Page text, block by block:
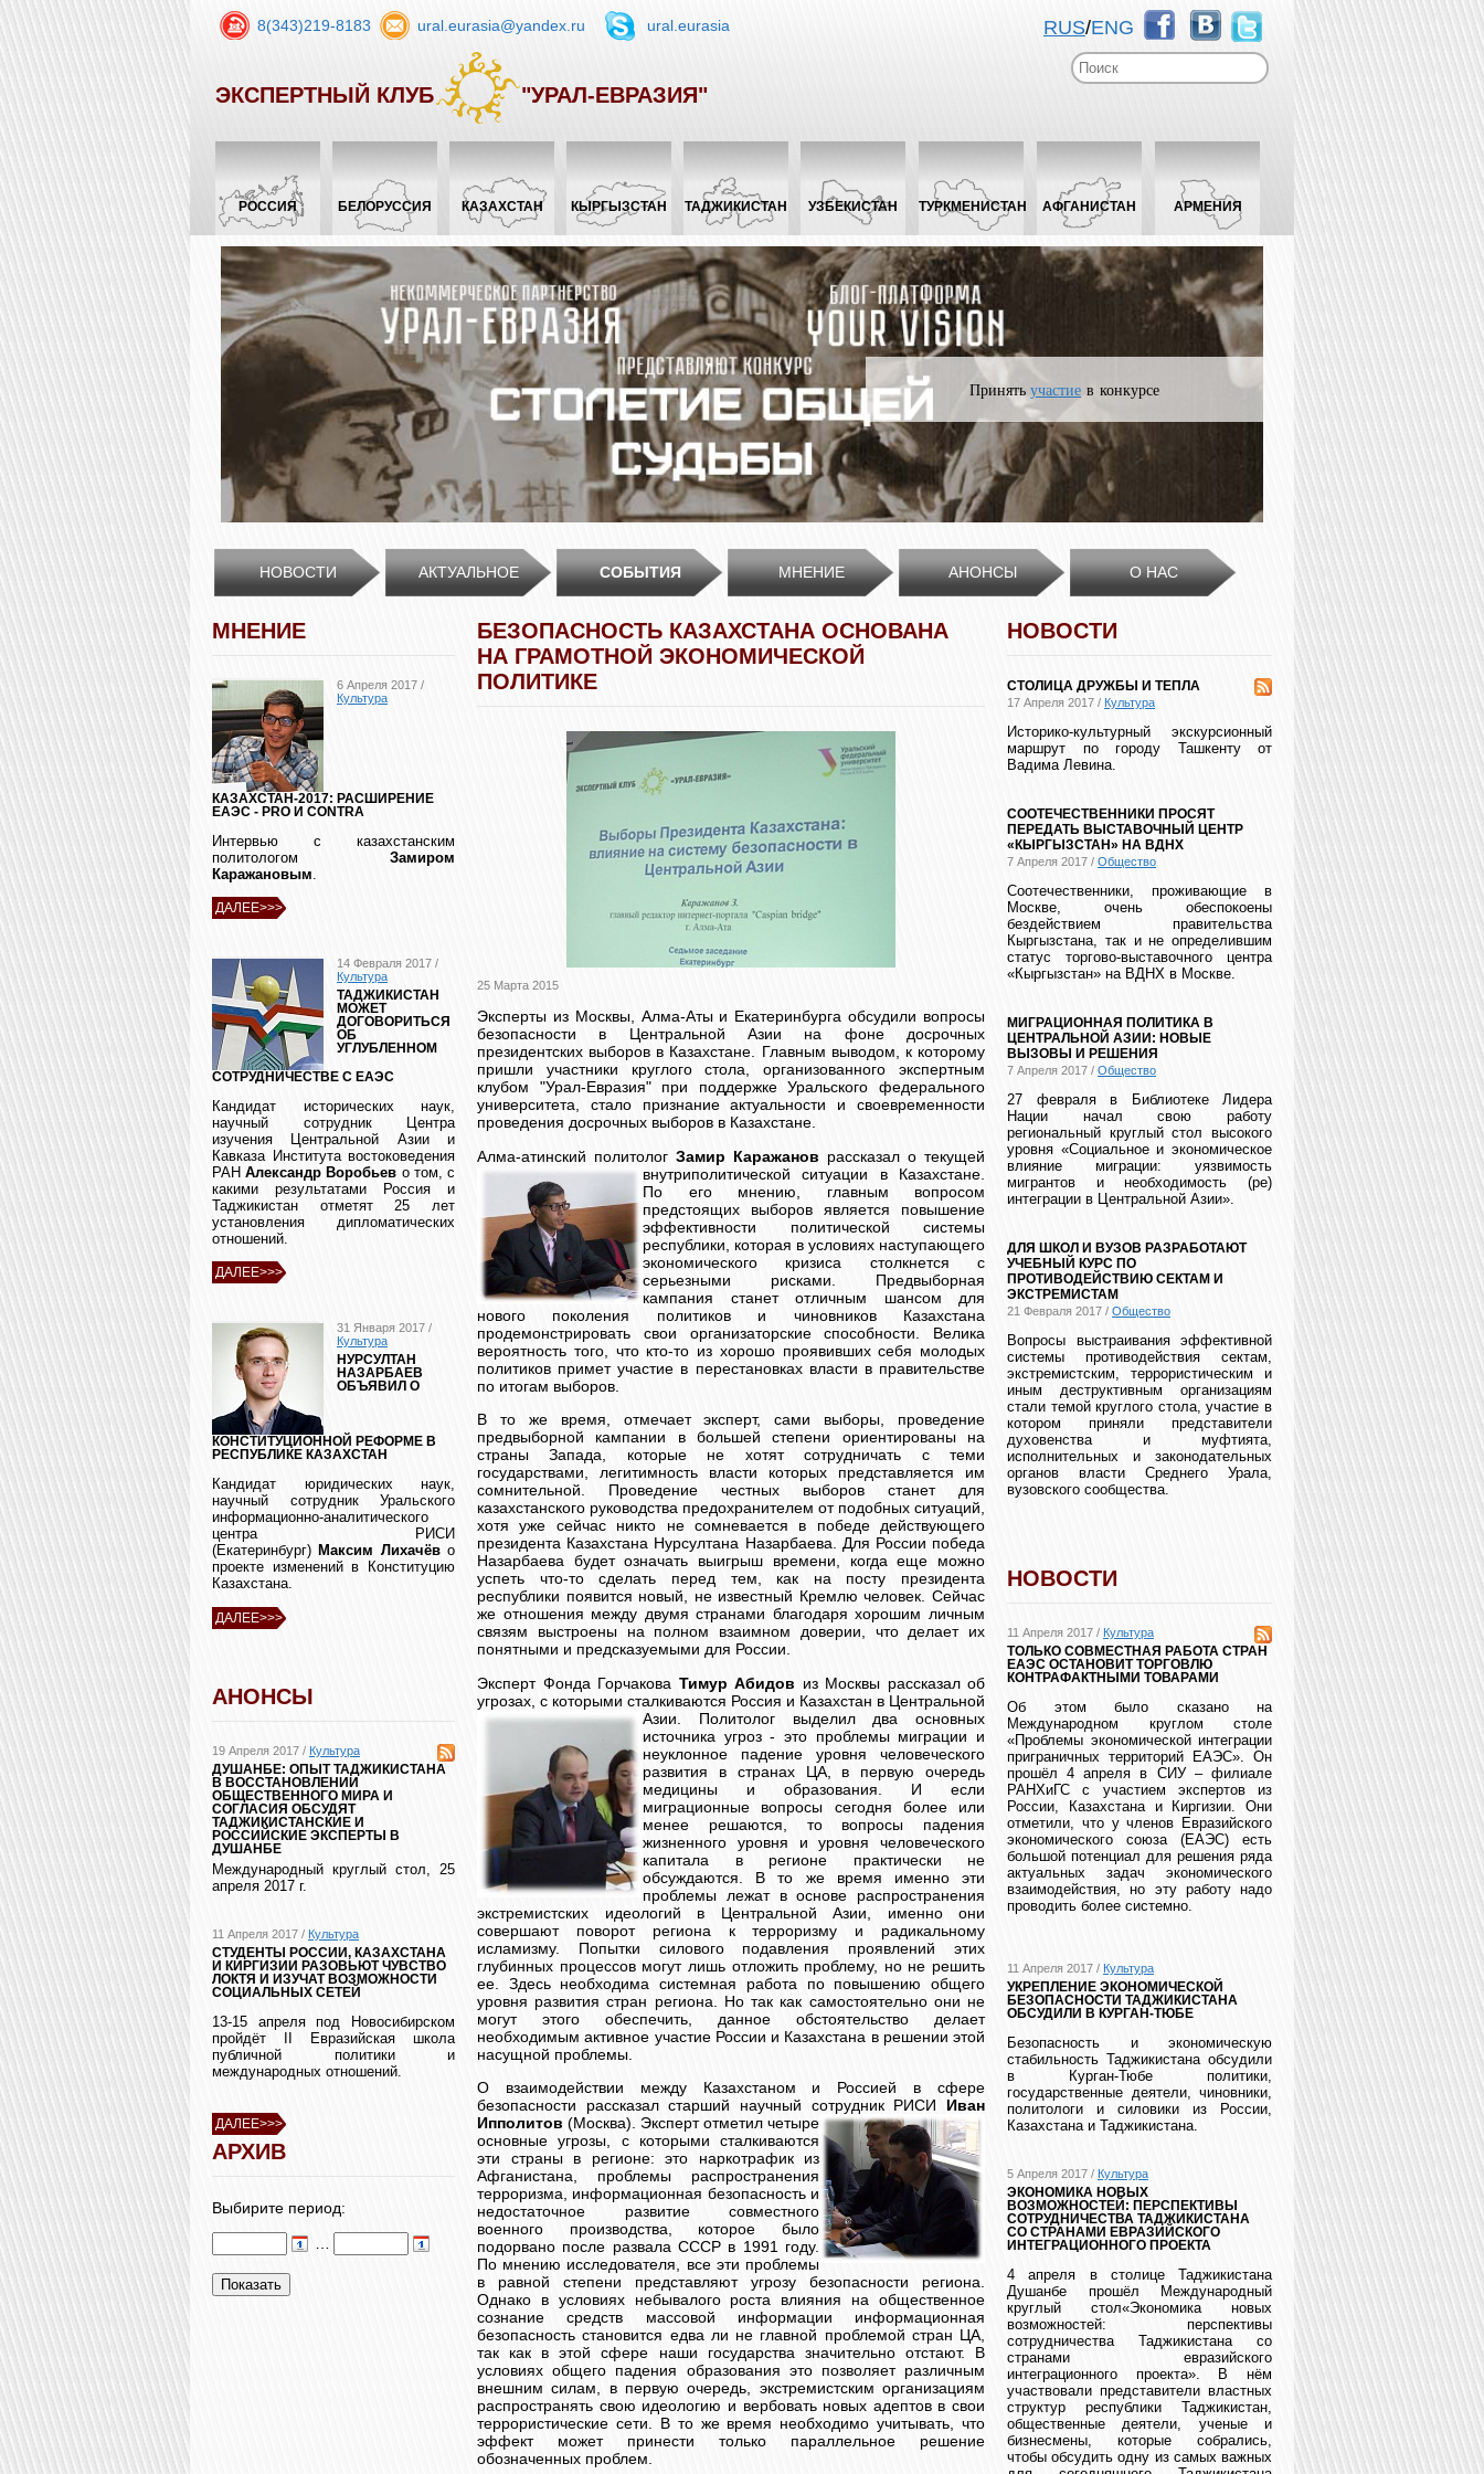
8(343)219-8183 ural.eurasia@yandex.ru ural.eurasia
ЭКСПЕРТНЫЙ КЛУБ "УРАЛ-ЕВРАЗИЯ"
RUS/ENG
РОССИЯ БЕЛОРУССИЯ КАЗАХСТАН КЫРГЫЗСТАН ТАДЖИКИСТАН УЗБЕКИСТАН ТУРКМЕНИСТАН АФГАНИСТАН АРМЕНИЯ
Принять участие в конкурсе
НОВОСТИ АКТУАЛЬНОЕ СОБЫТИЯ МНЕНИЕ АНОНСЫ О НАС
МНЕНИЕ
6 Апреля 2017 /
Культура
КАЗАХСТАН-2017: РАСШИРЕНИЕ
ЕАЭС - PRO И CONTRA
Интервью с казахстанским
политологом Замиром
Каражановым.
ДАЛЕЕ>>>
14 Февраля 2017 /
Культура
ТАДЖИКИСТАН
МОЖЕТ
ДОГОВОРИТЬСЯ
ОБ
УГЛУБЛЕННОМ
СОТРУДНИЧЕСТВЕ С ЕАЭС
Кандидат исторических наук,
научный сотрудник Центра
изучения Центральной Азии и
Кавказа Института востоковедения
РАНАлександр Воробьев о том, с
какими результатами Россия и
Таджикистан отметят 25 лет
установления дипломатических
отношений.
ДАЛЕЕ>>>
31 Января 2017 /
Культура
НУРСУЛТАН
НАЗАРБАЕВ
ОБЪЯВИЛ О
КОНСТИТУЦИОННОЙ РЕФОРМЕ В
РЕСПУБЛИКЕ КАЗАХСТАН
Кандидат юридических наук,
научный сотрудник Уральского
информационно-аналитического
центра РИСИ
(Екатеринбург) Максим Лихачёво
проекте изменений в Конституцию
Казахстана.
ДАЛЕЕ>>>
АНОНСЫ
19 Апреля 2017 / Культура
ДУШАНБЕ: ОПЫТ ТАДЖИКИСТАНА
В ВОССТАНОВЛЕНИИ
ОБЩЕСТВЕННОГО МИРА И
СОГЛАСИЯ ОБСУДЯТ
ТАДЖИКИСТАНСКИЕ И
РОССИЙСКИЕ ЭКСПЕРТЫ В
ДУШАНБЕ
Международный круглый стол, 25
апреля 2017 г.
11 Апреля 2017 / Культура
СТУДЕНТЫ РОССИИ, КАЗАХСТАНА
И КИРГИЗИИ РАЗОВЬЮТ ЧУВСТВО
ЛОКТЯ И ИЗУЧАТ ВОЗМОЖНОСТИ
СОЦИАЛЬНЫХ СЕТЕЙ
13-15 апреля под Новосибирском
пройдёт II Евразийская школа
публичной политики и
международных отношений.
ДАЛЕЕ>>>
АРХИВ
Выбирите период:
БЕЗОПАСНОСТЬ КАЗАХСТАНА ОСНОВАНА
НА ГРАМОТНОЙ ЭКОНОМИЧЕСКОЙ
ПОЛИТИКЕ
25 Марта 2015
Эксперты из Москвы, Алма-Аты и Екатеринбурга обсудили вопросы
безопасности в Центральной Азии на фоне досрочных
президентских выборов в Казахстане. Главным выводом, к которому
пришли участники круглого стола, организованного экспертным
клубом "Урал-Евразия" при поддержке Уральского федерального
университета, стало признание актуальности и своевременности
проведения досрочных выборов в Казахстане.
Алма-атинский политолог Замир Каражанов рассказал о текущей
внутриполитической ситуации в Казахстане.
По его мнению, главным вопросом
предстоящих выборов является повышение
эффективности политической системы
республики, которая в условиях наступающего
экономического кризиса столкнется с
серьезными рисками. Предвыборная
кампания станет отличным шансом для
нового поколения политиков и чиновников Казахстана
продемонстрировать свои организаторские способности. Велика
вероятность того, что кто-то из хорошо проявивших себя молодых
политиков примет участие в перестановках власти в правительстве
по итогам выборов.
В то же время, отмечает эксперт, сами выборы, проведение
предвыборной кампании в большей степени ориентированы на
страны Запада, которые не хотят сотрудничать с теми
государствами, легитимность власти которых представляется им
сомнительной. Проведение честных выборов станет для
казахстанского руководства предохранителем от подобных ситуаций,
хотя уже сейчас никто не сомневается в победе действующего
президента Казахстана Нурсултана Назарбаева. Для России победа
Назарбаева будет означать выигрыш времени, когда еще можно
успеть что-то сделать перед тем, как на посту президента
республики появится новый, не известный Кремлю человек. Сейчас
же отношения между двумя странами благодаря хорошим личным
связям выстроены на полном взаимном доверии, что делает их
понятными и предсказуемыми для России.
Эксперт Фонда Горчакова Тимур Абидов из Москвы рассказал об
угрозах, с которыми сталкиваются Россия и Казахстан в Центральной
Азии. Политолог выделил два основных
источника угроз - это проблемы миграции и
неуклонное падение уровня человеческого
развития в странах ЦА, в первую очередь
медицины и образования. И если
миграционные вопросы сегодня более или
менее решаются, то вопросы падения
жизненного уровня и уровня человеческого
капитала в регионе практически не
обсуждаются. В то же время именно эти
проблемы лежат в основе распространения
экстремистских идеологий в Центральной Азии, именно они
совершают поворот региона к терроризму и радикальному
исламизму. Попытки силового подавления проявлений этих
глубинных процессов могут лишь отложить проблему, но не решить
ее. Здесь необходима системная работа по повышению общего
уровня развития стран региона. Но так как самостоятельно они не
могут этого обеспечить, данное обстоятельство делает
необходимым активное участие России и Казахстана в решении этой
насущной проблемы.
О взаимодействии между Казахстаном и Россией в сфере
безопасности рассказал старший научный сотрудник РИСИ Иван
Ипполитов (Москва). Эксперт отметил четыре
основные угрозы, с которыми сталкиваются
эти страны в регионе: это наркотрафик из
Афганистана, проблемы распространения
терроризма, информационная безопасность и
недостаточное развитие совместного
военного производства, которое было
подорвано после развала СССР в 1991 году.
По мнению исследователя, все эти проблемы
в равной степени представляют угрозу безопасности региона.
Однако в условиях небывалого роста влияния на общественное
сознание средств массовой информации информационная
безопасность становится едва ли не главной проблемой стран ЦА,
так как в этой сфере наши государства значительно отстают. В
условиях общего падения образования это позволяет различным
внешним силам, в первую очередь, экстремистским организациям
распространять свою идеологию и вербовать новых адептов в свои
террористические сети. В то же время необходимо учитывать, что
эффект может принести только параллельное решение
обозначенных проблем.
НОВОСТИ
СТОЛИЦА ДРУЖБЫ И ТЕПЛА
17 Апреля 2017 / Культура
Историко-культурный экскурсионный
маршрут по городу Ташкенту от
Вадима Левина.
СООТЕЧЕСТВЕННИКИ ПРОСЯТ
ПЕРЕДАТЬ ВЫСТАВОЧНЫЙ ЦЕНТР
«КЫРГЫЗСТАН» НА ВДНХ
7 Апреля 2017 / Общество
Соотечественники, проживающие в
Москве, очень обеспокоены
бездействием правительства
Кыргызстана, так и не определившим
статус торгово-выставочного центра
«Кыргызстан» на ВДНХ в Москве.
МИГРАЦИОННАЯ ПОЛИТИКА В
ЦЕНТРАЛЬНОЙ АЗИИ: НОВЫЕ
ВЫЗОВЫ И РЕШЕНИЯ
7 Апреля 2017 / Общество
27 февраля в Библиотеке Лидера
Нации начал свою работу
региональный круглый стол высокого
уровня «Социальное и экономическое
влияние миграции: уязвимость
мигрантов и необходимость (ре)
интеграции в Центральной Азии».
ДЛЯ ШКОЛ И ВУЗОВ РАЗРАБОТАЮТ
УЧЕБНЫЙ КУРС ПО
ПРОТИВОДЕЙСТВИЮ СЕКТАМ И
ЭКСТРЕМИСТАМ
21 Февраля 2017 / Общество
Вопросы выстраивания эффективной
системы противодействия сектам,
экстремистским, террористическим и
иным деструктивным организациям
стали темой круглого стола, участие в
котором приняли представители
духовенства и муфтията,
исполнительных и законодательных
органов власти Среднего Урала,
вузовского сообщества.
НОВОСТИ
11 Апреля 2017 / Культура
ТОЛЬКО СОВМЕСТНАЯ РАБОТА СТРАН
ЕАЭС ОСТАНОВИТ ТОРГОВЛЮ
КОНТРАФАКТНЫМИ ТОВАРАМИ
Об этом было сказано на
Международном круглом столе
«Проблемы экономической интеграции
приграничных территорий ЕАЭС». Он
прошёл 4 апреля в СИУ – филиале
РАНХиГС с участием экспертов из
России, Казахстана и Киргизии. Они
отметили, что у членов Евразийского
экономического союза (ЕАЭС) есть
большой потенциал для решения ряда
актуальных задач экономического
взаимодействия, но эту работу надо
проводить более системно.
11 Апреля 2017 / Культура
УКРЕПЛЕНИЕ ЭКОНОМИЧЕСКОЙ
БЕЗОПАСНОСТИ ТАДЖИКИСТАНА
ОБСУДИЛИ В КУРГАН-ТЮБЕ
Безопасность и экономическую
стабильность Таджикистана обсудили
в Курган-Тюбе политики,
государственные деятели, чиновники,
политологи и силовики из России,
Казахстана и Таджикистана.
5 Апреля 2017 / Культура
ЭКОНОМИКА НОВЫХ
ВОЗМОЖНОСТЕЙ: ПЕРСПЕКТИВЫ
СОТРУДНИЧЕСТВА ТАДЖИКИСТАНА
СО СТРАНАМИ ЕВРАЗИЙСКОГО
ИНТЕГРАЦИОННОГО ПРОЕКТА
4 апреля в столице Таджикистана
Душанбе прошёл Международный
круглый стол«Экономика новых
возможностей: перспективы
сотрудничества Таджикистана со
странами евразийского
интеграционного проекта». В нём
участвовали представители властных
структур республики Таджикистан,
общественные деятели, ученые и
бизнесмены, которые собрались,
чтобы обсудить одну из самых важных